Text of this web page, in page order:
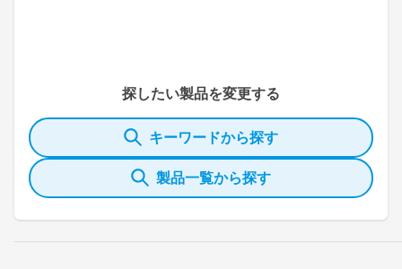
探したい製品を変更する
キーワードから探す
製品一覧から探す